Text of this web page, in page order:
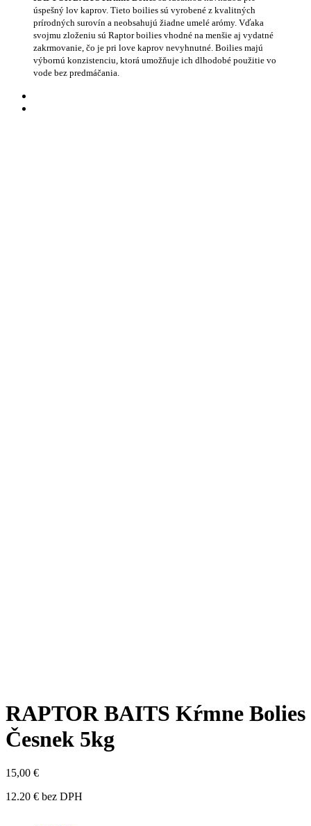
úspešný lov kaprov. Tieto boilies sú vyrobené z kvalitných
prírodných surovín a neobsahujú žiadne umelé arómy. Vďaka
svojmu zloženiu sú Raptor boilies vhodné na menšie aj vydatné
zakrmovanie, čo je pri love kaprov nevyhnutné. Boilies majú
výbornú konzistenciu, ktorá umožňuje ich dlhodobé použitie vo
vode bez predmáčania.
RAPTOR BAITS Kŕmne Bolies
Česnek 5kg
15,00 €
12.20 € bez DPH